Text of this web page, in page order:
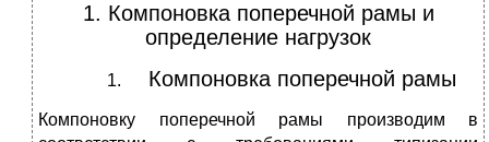
1. Компоновка поперечной рамы и
определение нагрузок
Компоновка поперечной рамы
Компоновку поперечной рамы производим в